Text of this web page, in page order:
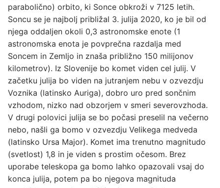
parabolično) orbito, ki Sonce obkroži v 7125 letih.
Soncu se je najbolj približal 3. julija 2020, ko je bil od
njega oddaljen okoli 0,3 astronomske enote (1
astronomska enota je povprečna razdalja med
Soncem in Zemljo in znaša približno 150 milijonov
kilometrov). Iz Slovenije bo komet viden cel julij. V
začetku julija bo viden na jutranjem nebu v ozvezdju
Voznika (latinsko Auriga), dobro uro pred sončnim
vzhodom, nizko nad obzorjem v smeri severovzhoda.
V drugi polovici julija se bo počasi preselil na večerno
nebo, našli ga bomo v ozvezdju Velikega medveda
(latinsko Ursa Major). Komet ima trenutno magnitudo
(svetlost) 1,8 in je viden s prostim očesom. Brez
uporabe teleskopa ga bomo lahko opazovali vsaj do
konca julija, potem pa bo njegova magnituda